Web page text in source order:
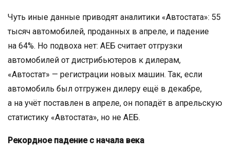
Чуть иные данные приводят аналитики «Автостата»: 55
тысяч автомобилей, проданных в апреле, и падение
на 64%. Но подвоха нет: АЕБ считает отгрузки
автомобилей от дистрибьютеров к дилерам,
«Автостат» — регистрации новых машин. Так, если
автомобиль был отгружен дилеру ещё в декабре,
а на учёт поставлен в апреле, он попадёт в апрельскую
статистику «Автостата», но не АЕБ.
Рекордное падение с начала века